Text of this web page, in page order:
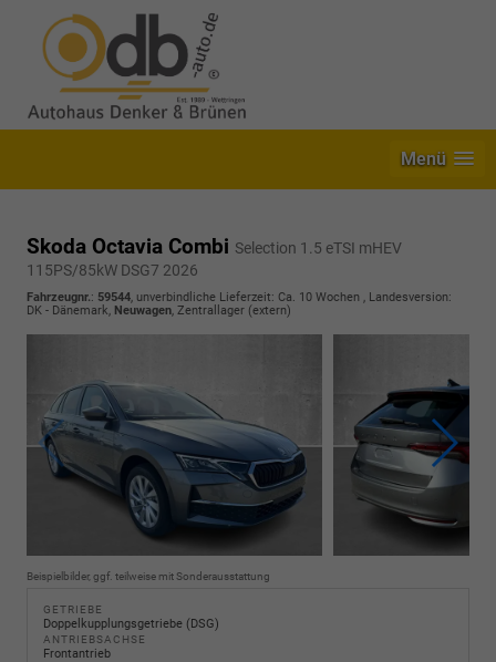
Menü
Skoda Octavia Combi Selection 1.5 eTSI mHEV
115PS/85kW DSG7 2026
Fahrzeugnr.: 59544, unverbindliche Lieferzeit: Ca. 10 Wochen , Landesversion:
DK - Dänemark, Neuwagen, Zentrallager (extern)
Beispielbilder, ggf. teilweise mit Sonderausstattung
GETRIEBE
Doppelkupplungsgetriebe (DSG)
ANTRIEBSACHSE
Frontantrieb